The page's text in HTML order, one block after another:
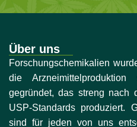
Über uns
Forschungschemikalien
die Arzneimittelproduktion
gegründet, das streng nach
USP-Standards produziert.
sind für jeden von uns